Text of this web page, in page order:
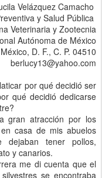
Velázquez Camacho
y Salud Pública
Veterinaria y Zootecnia
Autónoma de México
México, D. F., C. P. 04510
berlucy13@yahoo.com
por qué decidió ser
qué decidió dedicarse
gran atracción por los
casa de mis abuelos
tener pollos,
y canarios.
me di cuenta que el
se encontraba